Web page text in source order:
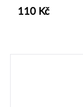
110 Kč